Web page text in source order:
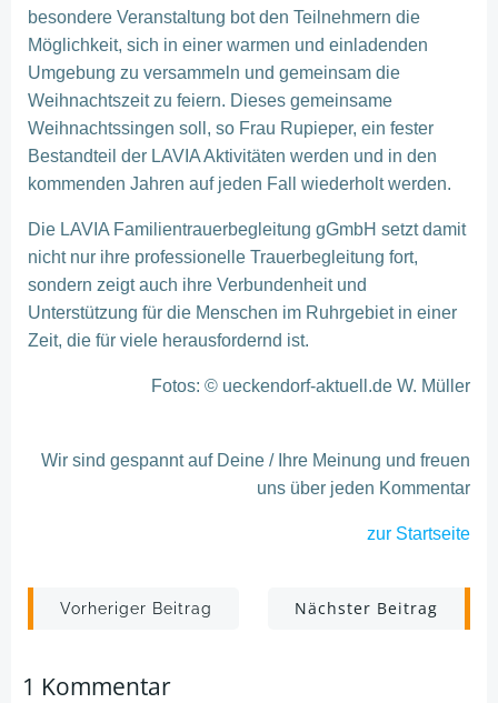
besondere Veranstaltung bot den Teilnehmern die
Möglichkeit, sich in einer warmen und einladenden
Umgebung zu versammeln und gemeinsam die
Weihnachtszeit zu feiern. Dieses gemeinsame
Weihnachtssingen soll, so Frau Rupieper, ein fester
Bestandteil der LAVIA Aktivitäten werden und in den
kommenden Jahren auf jeden Fall wiederholt werden.
Die LAVIA Familientrauerbegleitung gGmbH setzt damit
nicht nur ihre professionelle Trauerbegleitung fort,
sondern zeigt auch ihre Verbundenheit und
Unterstützung für die Menschen im Ruhrgebiet in einer
Zeit, die für viele herausfordernd ist.
Fotos: © ueckendorf-aktuell.de W. Müller
Wir sind gespannt auf Deine / Ihre Meinung und freuen
uns über jeden Kommentar
zur Startseite
Post
navigation
Vorheriger Beitrag
Post
Nächster Beitrag
1 Kommentar